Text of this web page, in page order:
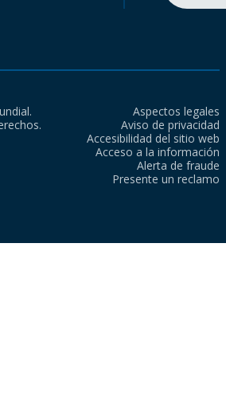
Aspectos legales
Aviso de privacidad
Accesibilidad del sitio web
Acceso a la información
Alerta de fraude
Presente un reclamo